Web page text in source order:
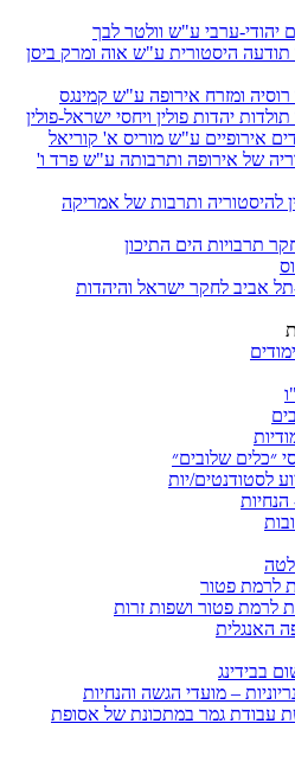
יהודי-ערבי ע"ש וולטר לבך
תודעה היסטורית ע"ש אוה ומרק ביסן
ומזרח אירופה ע"ש קמינגס
יהדות פולין ויחסי ישראל-פולין
אירופיים ע"ש מוריס א' קוריאל
של אירופה ותרבותה ע"ש פרד ו'
להיסטוריה ותרבות של אמריקה
תרבויות הים התיכון
תל אביב לחקר ישראל והיהדות
״כלים שלובים״
לסטודנטים/יות
לרמת פטור
לרמת פטור ושפות זרות
האנגלית
בבידינג
– מועדי הגשה והנחיות
עבודת גמר במתכונת של אסופת